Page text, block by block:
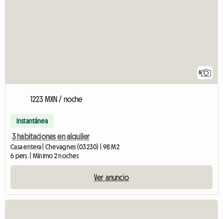
6
1223 MXN / noche
Instantánea
3 habitaciones en alquiler
Casa entera | Chevagnes (03230) | 98 M2
6 pers. | Mínimo 2 noches
Ver anuncio